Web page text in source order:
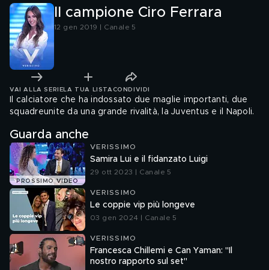
Il campione Ciro Ferrara
12 gen 2019 | Canale 5
VAI ALLA SERIE LA TUA LISTA CONDIVIDI
Il calciatore che ha indossato due maglie importanti, due
squadreunite da una grande rivalità, la Juventus e il Napoli.
Guarda anche
PROSSIMO VIDEO
VERISSIMO
Samira Lui e il fidanzato Luigi
29 ott 2023 | Canale 5
VERISSIMO
Le coppie vip più longeve
03 gen 2024 | Canale 5
VERISSIMO
Francesca Chillemi e Can Yaman: "Il
nostro rapporto sul set"